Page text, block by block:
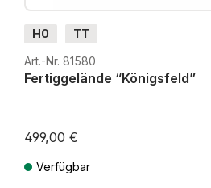
H0
TT
Art.-Nr. 81580
Fertiggelände “Königsfeld”
499,00 €
Verfügbar